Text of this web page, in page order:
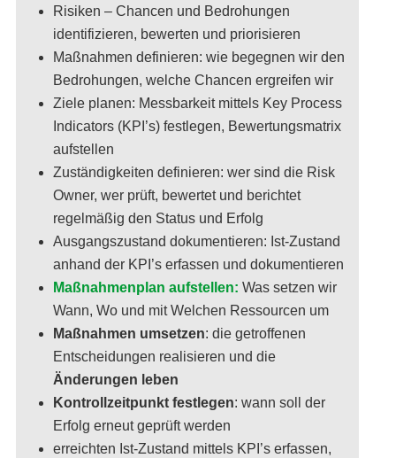
Risiken – Chancen und Bedrohungen
identifizieren, bewerten und priorisieren
Maßnahmen definieren: wie begegnen wir den
Bedrohungen, welche Chancen ergreifen wir
Ziele planen: Messbarkeit mittels Key Process
Indicators (KPI’s) festlegen, Bewertungsmatrix
aufstellen
Zuständigkeiten definieren: wer sind die Risk
Owner, wer prüft, bewertet und berichtet
regelmäßig den Status und Erfolg
Ausgangszustand dokumentieren: Ist-Zustand
anhand der KPI’s erfassen und dokumentieren
Maßnahmenplan aufstellen: Was setzen wir
Wann, Wo und mit Welchen Ressourcen um
Maßnahmen umsetzen: die getroffenen
Entscheidungen realisieren und die
Änderungen leben
Kontrollzeitpunkt festlegen: wann soll der
Erfolg erneut geprüft werden
erreichten Ist-Zustand mittels KPI’s erfassen,